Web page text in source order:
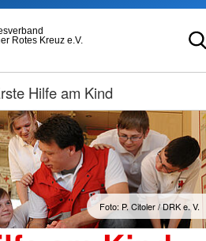
Rotes Kreuz e.V.
Hilfe am Kind
Foto: P. Citoler / DRK e. V.